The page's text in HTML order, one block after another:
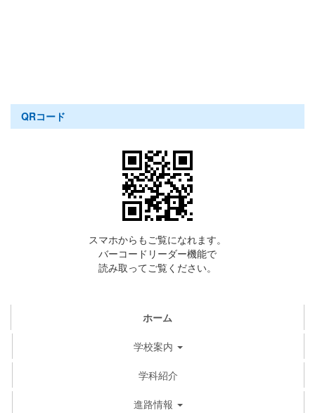
QRコード
スマホからもご覧になれます。
バーコードリーダー機能で
読み取ってご覧ください。
ホーム
学校案内
学科紹介
進路情報